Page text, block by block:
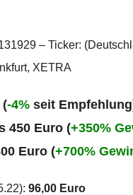
– Ticker:
XETRA
(-4% seit
450 Euro (+350%
Euro (+700%
96,00 Euro